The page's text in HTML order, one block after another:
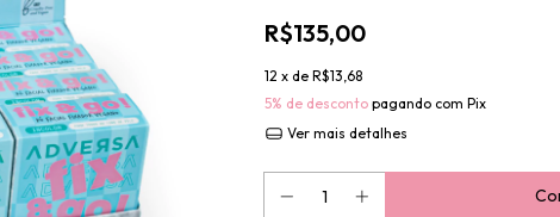
R$135,00
12 x de R$13,68
5% de desconto pagando com Pix
Ver mais detalhes